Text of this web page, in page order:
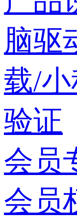
脑驱
载/
验证
会员
会员